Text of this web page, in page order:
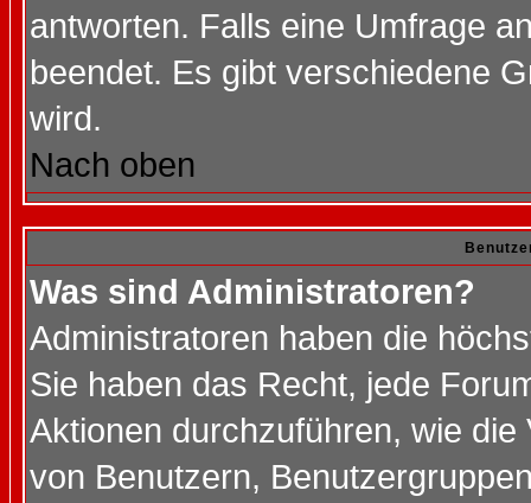
antworten. Falls eine Umfrage
beendet. Es gibt verschiedene
wird.
Nach oben
Was sind Administratoren?
Administratoren haben die
Sie haben das Recht, jede
Aktionen durchzuführen, wie
von Benutzern,